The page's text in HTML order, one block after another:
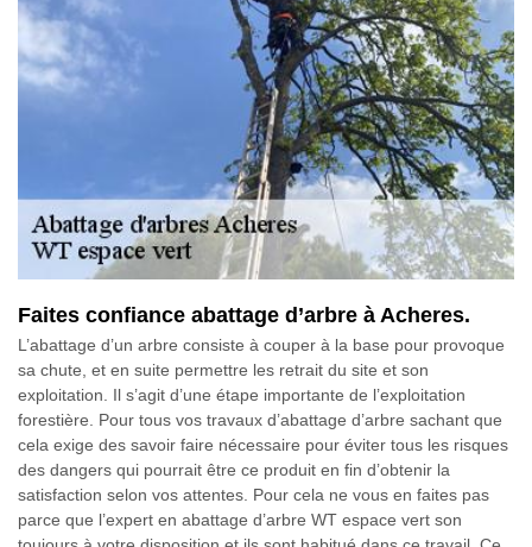
Faites confiance abattage d’arbre à Acheres.
L’abattage d’un arbre consiste à couper à la base pour provoque
sa chute, et en suite permettre les retrait du site et son
exploitation. Il s’agit d’une étape importante de l’exploitation
forestière. Pour tous vos travaux d’abattage d’arbre sachant que
cela exige des savoir faire nécessaire pour éviter tous les risques
des dangers qui pourrait être ce produit en fin d’obtenir la
satisfaction selon vos attentes. Pour cela ne vous en faites pas
parce que l’expert en abattage d’arbre WT espace vert son